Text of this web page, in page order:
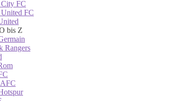
City FC
FC
bis Z
Rangers